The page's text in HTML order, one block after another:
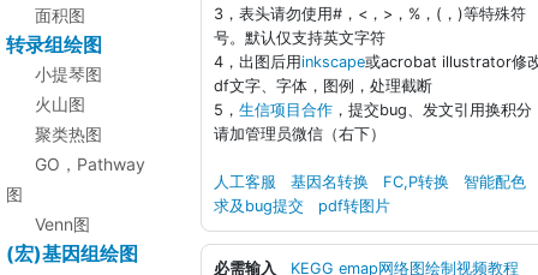
面积图
转录组绘图
小提琴图
火山图
聚类热图
GO，Pathway
图
Venn图
(宏)基因组绘图
3，表头请勿使用#，<，>，%，(，)等特殊符
号。默认仅支持英文字符
4，出图后用inkscape或acrobat illustrator修
df文字、字体，图例，处理截断
5， 生信项目合作 ，提交bug、发文引用换积分
请加管理员微信（右下）
人工客服 基因名转换 FC,P转换
智能配色
求及bug提交
pdf转图片
必需输入
KEGG emap网络图绘制视频教程